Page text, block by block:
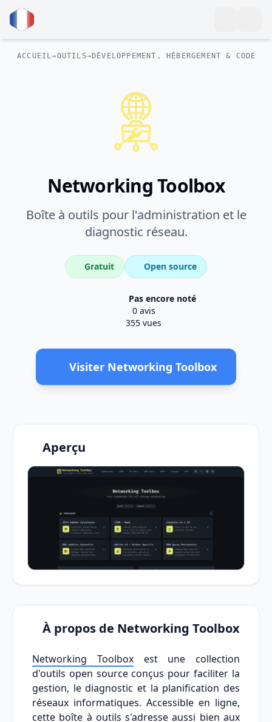
ACCUEIL→OUTILS→ DÉVELOPPEMENT, HÉBERGEMENT & CODE
Networking Toolbox
Boîte à outils pour l'administration et le
diagnostic réseau.
Gratuit Open source
Pas encore noté
0 avis
355 vues
Visiter Networking Toolbox
Aperçu
À propos de Networking Toolbox
Networking Toolboxest une collection
d'outils open source conçus pour faciliter la
gestion, le diagnostic et la planification des
réseaux informatiques. Accessible en ligne,
cette boîte à outils s'adresse aussi bien aux